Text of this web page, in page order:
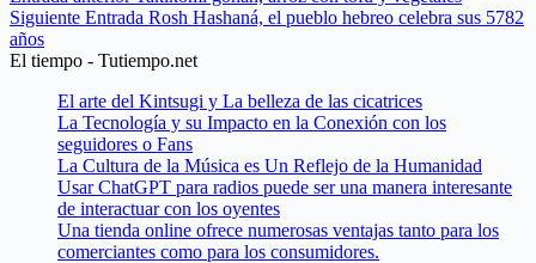
Siguiente Entrada Rosh Hashaná, el pueblo hebreo celebra sus 5782
años
El tiempo - Tutiempo.net
El arte del Kintsugi y La belleza de las cicatrices
La Tecnología y su Impacto en la Conexión con los
seguidores o Fans
La Cultura de la Música es Un Reflejo de la Humanidad
Usar ChatGPT para radios puede ser una manera interesante
de interactuar con los oyentes
Una tienda online ofrece numerosas ventajas tanto para los
comerciantes como para los consumidores.